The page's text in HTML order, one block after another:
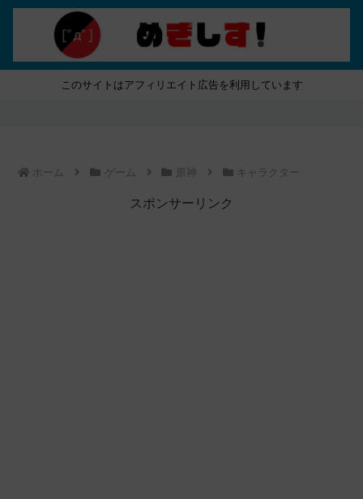
このサイトはアフィリエイト広告を利用しています
ホーム ゲーム 原神 キャラクター
スポンサーリンク